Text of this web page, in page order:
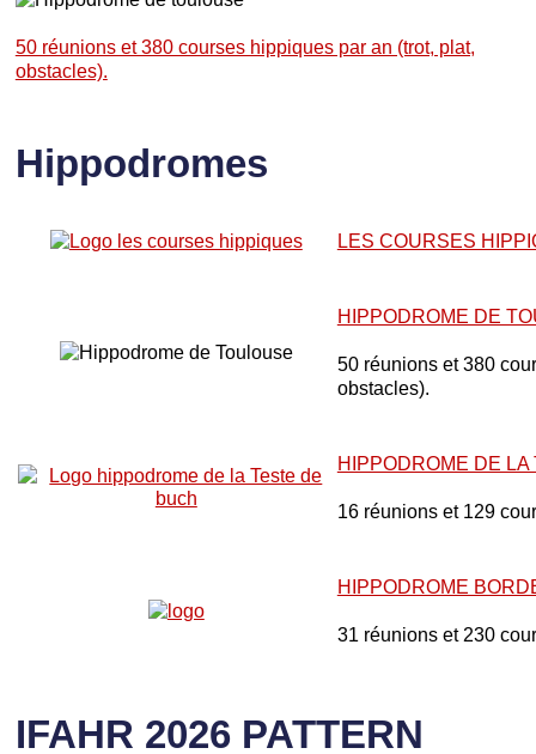
50 réunions et 380 courses hippiques par an (trot, plat,
obstacles).
Hippodromes
LES COURSES
HIPPODROME DE
50 réunions et 380
obstacles).
HIPPODROME DE LA
16 réunions et 129
HIPPODROME
31 réunions et 230
IFAHR 2026 PATTERN